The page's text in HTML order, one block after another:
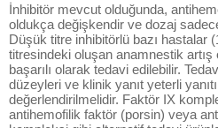
İnhibitör mevcut olduğunda,
oldukça değişkendir ve dozaj
Düşük titre inhibitörlü bazı hastalar
titresindeki oluşan anamnestik artış
başarılı olarak tedavi edilebilir.
düzeyleri ve klinik yanıt yeterli
değerlendirilmelidir. Faktör IX
antihemofilik faktör (porsin) veya